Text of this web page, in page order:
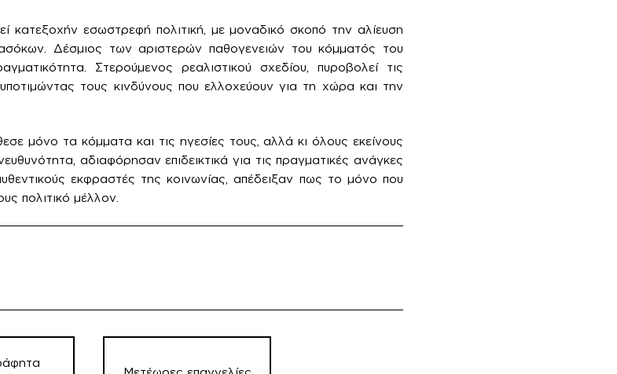
κατεξοχήν εσωστρεφή πολιτική, με μοναδικό σκοπό την αλίευση
Δέσμιος των αριστερών παθογενειών του κόμματός του
Στερούμενος ρεαλιστικού σχεδίου, πυροβολεί τις
τους κινδύνους που ελλοχεύουν για τη χώρα και την
μόνο τα κόμματα και τις ηγεσίες τους, αλλά κι όλους εκείνους
αδιαφόρησαν επιδεικτικά για τις πραγματικές ανάγκες
εκφραστές της κοινωνίας, απέδειξαν πως το μόνο που
πολιτικό μέλλον.